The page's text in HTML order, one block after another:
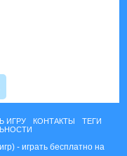
ИГРУ КОНТАКТЫ
ТЕГИ
- играть бесплатно на